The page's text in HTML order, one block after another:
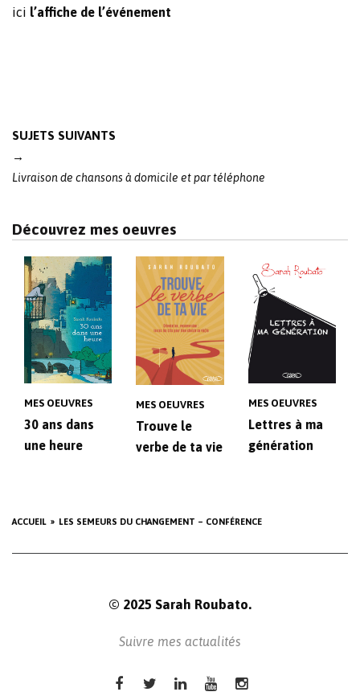
ACCUEIL LES SEMEURS DU CHANGEMENT – CONFÉRENCE
ici l’affiche de l’événement
Post
navigation
SUJETS SUIVANTS
→
Livraison de chansons à domicile et par téléphone
Découvrez mes oeuvres
MES OEUVRES
30 ans dans
une heure
MES OEUVRES
Trouve le
verbe de ta vie
MES OEUVRES
Lettres à ma
génération
© 2025 Sarah Roubato.
Suivre mes actualités